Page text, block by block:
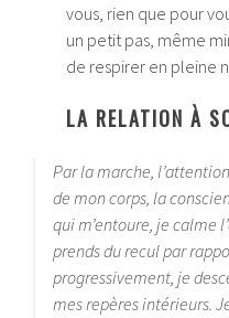
vous, rien que pour
un petit pas, même
de respirer en pleine
LA RELATION À
Par la marche,
de mon corps, la
qui m’entoure, je calme
prends du recul par
progressivement, je
mes repères intérieurs.